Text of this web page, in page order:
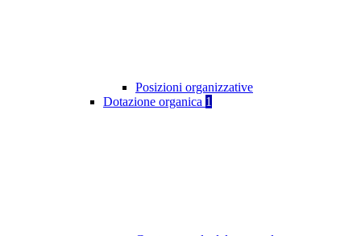
Posizioni organizzative
Dotazione organica 1